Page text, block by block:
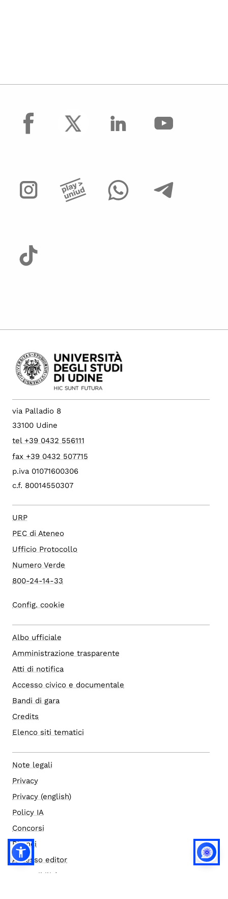
facebook
via Palladio 8
33100 Udine
tel +39 0432 556111
fax +39 0432 507715
p.iva 01071600306
c.f. 80014550307
URP
PEC di Ateneo
Ufficio Protocollo
Numero Verde
800-24-14-33
Config. cookie
Albo ufficiale
Amministrazione trasparente
Atti di notifica
Accesso civico e documentale
Bandi di gara
Credits
Elenco siti tematici
Note legali
Privacy
Privacy (english)
Policy IA
Concorsi
Bilanci
Accesso editor
Accessibilità